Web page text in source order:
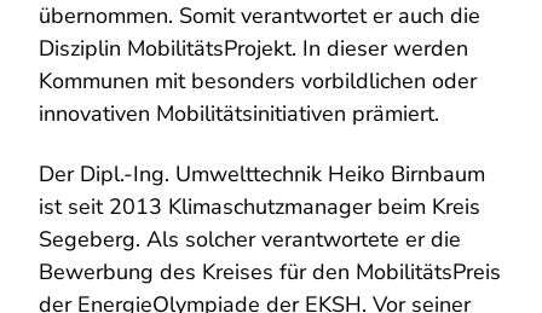
übernommen. Somit verantwortet er auch die
Disziplin MobilitätsProjekt. In dieser werden
Kommunen mit besonders vorbildlichen oder
innovativen Mobilitätsinitiativen prämiert.
Der Dipl.-Ing. Umwelttechnik Heiko Birnbaum
ist seit 2013 Klimaschutzmanager beim Kreis
Segeberg. Als solcher verantwortete er die
Bewerbung des Kreises für den MobilitätsPreis
der EnergieOlympiade der EKSH. Vor seiner